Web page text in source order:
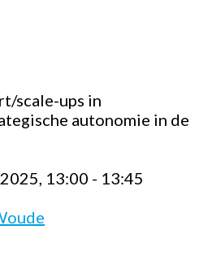
scale-ups in
autonomie in de
13:00 - 13:45